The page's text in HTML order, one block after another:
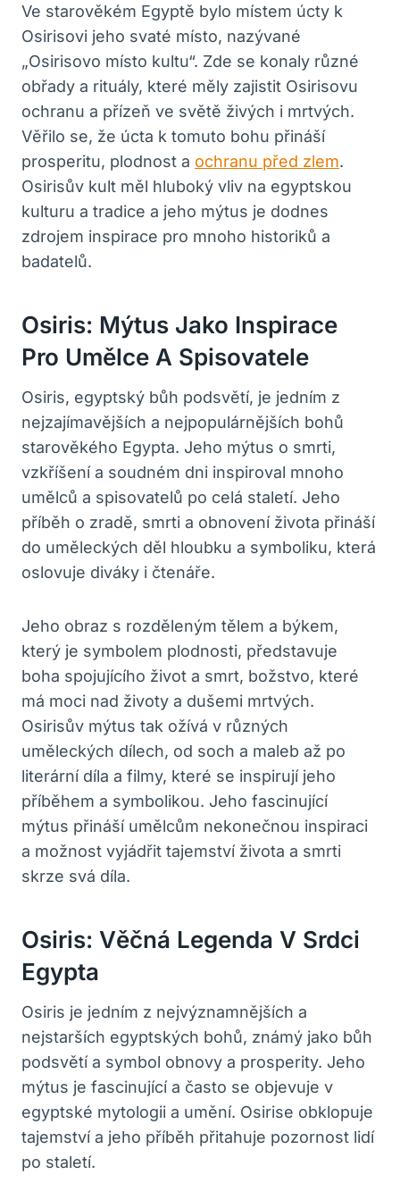
Ve starověkém Egyptě bylo místem úcty k
Osirisovi jeho svaté místo, nazývané
„Osirisovo místo kultu“. Zde se konaly různé
obřady a rituály, které měly zajistit Osirisovu
ochranu a přízeň ve světě živých i mrtvých.
Věřilo se, že úcta k tomuto bohu přináší
prosperitu, plodnost a ochranu před zlem.
Osirisův kult měl hluboký vliv na egyptskou
kulturu a tradice a jeho mýtus je dodnes
zdrojem inspirace pro mnoho historiků a
badatelů.
Osiris: Mýtus Jako Inspirace
Pro Umělce A Spisovatele
Osiris, egyptský bůh podsvětí, je jedním z
nejzajímavějších a nejpopulárnějších bohů
starověkého Egypta. Jeho mýtus o smrti,
vzkříšení a soudném dni inspiroval mnoho
umělců a spisovatelů po celá staletí. Jeho
příběh o zradě, smrti a obnovení života přináší
do uměleckých děl hloubku a symboliku, která
oslovuje diváky i čtenáře.
Jeho obraz s rozděleným tělem a býkem,
který je symbolem plodnosti, představuje
boha spojujícího život a smrt, božstvo, které
má moci nad životy a dušemi mrtvých.
Osirisův mýtus tak ožívá v různých
uměleckých dílech, od soch a maleb až po
literární díla a filmy, které se inspirují jeho
příběhem a symbolikou. Jeho fascinující
mýtus přináší umělcům nekonečnou inspiraci
a možnost vyjádřit tajemství života a smrti
skrze svá díla.
Osiris: Věčná Legenda V Srdci
Egypta
Osiris je jedním z nejvýznamnějších a
nejstarších egyptských bohů, známý jako bůh
podsvětí a symbol obnovy a prosperity. Jeho
mýtus je fascinující a často se objevuje v
egyptské mytologii a umění. Osirise obklopuje
tajemství a jeho příběh přitahuje pozornost lidí
po staletí.